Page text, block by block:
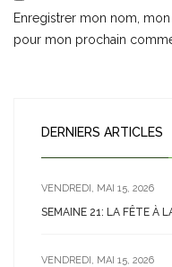
Enregistrer mon nom,
pour mon prochain
DERNIERS ARTICLES
VENDREDI, MAI 15, 2026
SEMAINE 21: LA FÊTE À
VENDREDI, MAI 15, 2026